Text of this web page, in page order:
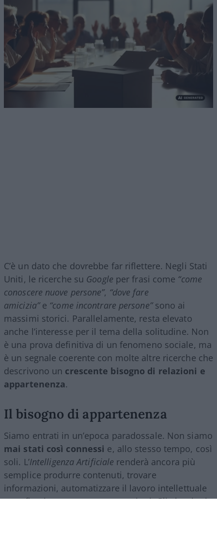
C’è un dato che dovrebbe far riflettere. Negli Stati
Uniti, le ricerche su Google per frasi come “come
conoscere nuove persone”, “dove fare
amicizia”e “come incontrare persone”sono ai
massimi storici. Parallelamente, resta elevato
anche l’interesse per il tema della solitudine. Non
è una prova definitiva di un fenomeno sociale, ma
è un segnale coerente con molte altre ricerche che
descrivono un crescente bisogno di relazioni e
appartenenza.
Il bisogno di appartenenza
Siamo entrati in un’epoca paradossale. Non siamo
mai stati così connessi e, allo stesso tempo, così
soli. L’Intelligenza Artificiale renderà ancora più
semplice produrre contenuti, trovare
informazioni, automatizzare il lavoro intellettuale
e perfino intrattenere conversazioni. Gli algoritmi